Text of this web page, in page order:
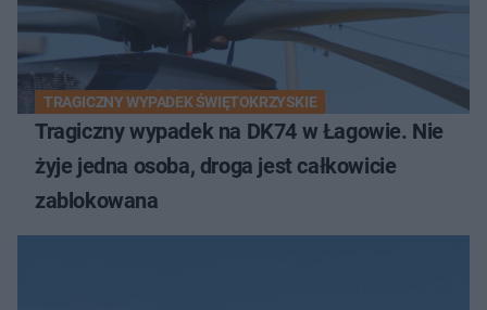
TRAGICZNY WYPADEK ŚWIĘTOKRZYSKIE
Tragiczny wypadek na DK74 w Łagowie. Nie
żyje jedna osoba, droga jest całkowicie
zablokowana